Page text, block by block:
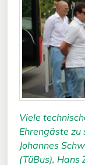
Viele
Ehrengäste zu
Johannes
(TüBus), Hans